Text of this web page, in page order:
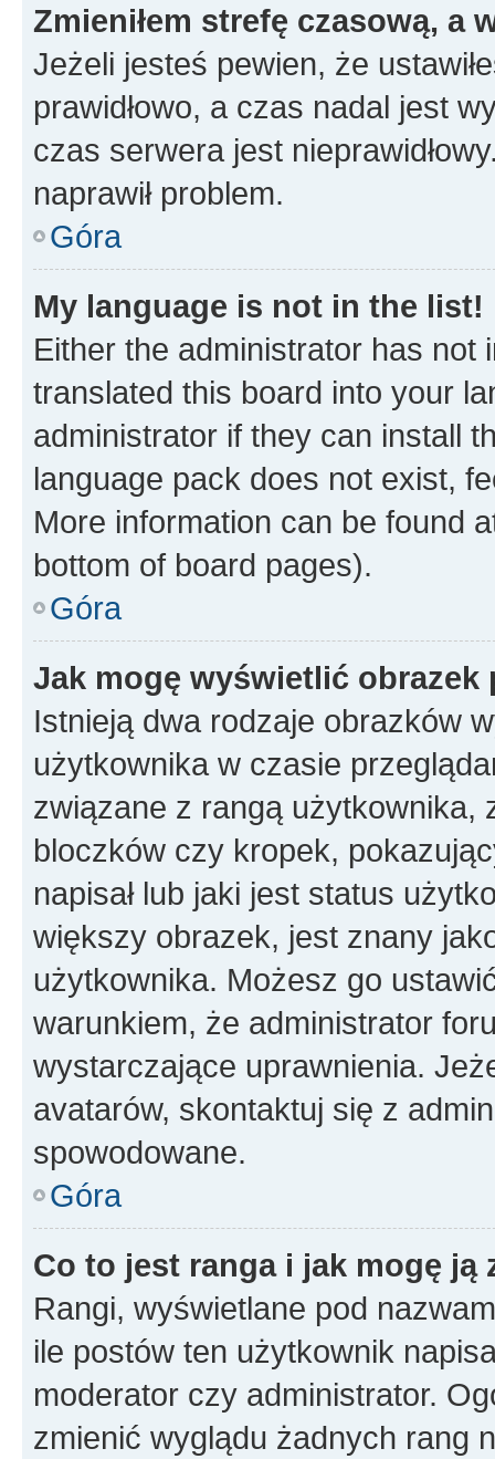
Zmieniłem strefę czasową, a
Jeżeli jesteś pewien, że
prawidłowo, a czas nadal jest
czas serwera jest
naprawił problem.
Góra
My language is not in the list!
Either the administrator has not
translated this board into your
administrator if they can install
language pack does not exist,
More information can be found
bottom of board pages).
Góra
Jak mogę wyświetlić
Istnieją dwa rodzaje obrazków
użytkownika w czasie
związane z rangą użytkownika,
bloczków czy kropek,
napisał lub jaki jest status
większy obrazek, jest znany
użytkownika. Możesz go
warunkiem, że administrator
wystarczające uprawnienia.
avatarów, skontaktuj się z
spowodowane.
Góra
Co to jest ranga i jak mogę ją
Rangi, wyświetlane pod
ile postów ten użytkownik
moderator czy administrator.
zmienić wyglądu żadnych rang